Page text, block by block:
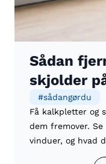
Sådan
skjolder
#sådangørdu
Få kalkpletter og
dem fremover.
vinduer, og hvad